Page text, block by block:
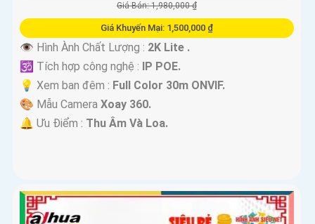
Giá Bán: 1,980,000 ₫
Giá Khuyến Mại: 1,500,000 ₫
👁 Hình Ành Chất Lượng : 2K Lite .
🕉️ Tích hợp công nghệ :
IP POE.
💡 Xem ban đêm : Full Color 30m ONVIF.
🎨 Mẫu Camera Xoay 360.
️🔔 Ưu Điểm : Thu Âm Và Loa.